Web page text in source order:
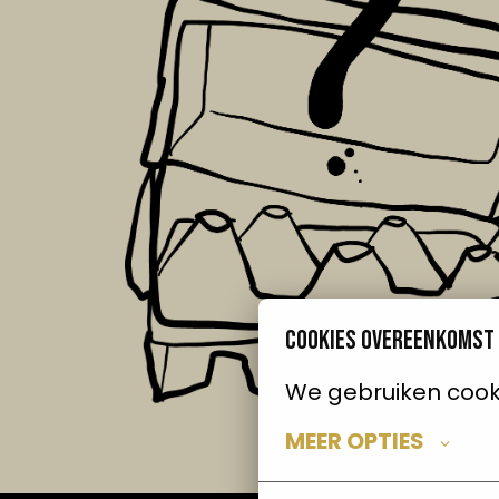
Cookies overeenkomst
We gebruiken
MEER OPTIES